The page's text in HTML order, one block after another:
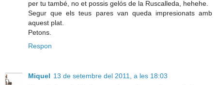
per tu també, no et possis gelós de la Ruscalleda, hehehe.
Segur que els teus pares van queda impresionats amb
aquest plat.
Petons.
Respon
Miquel 13 de setembre del 2011, a les 18:03